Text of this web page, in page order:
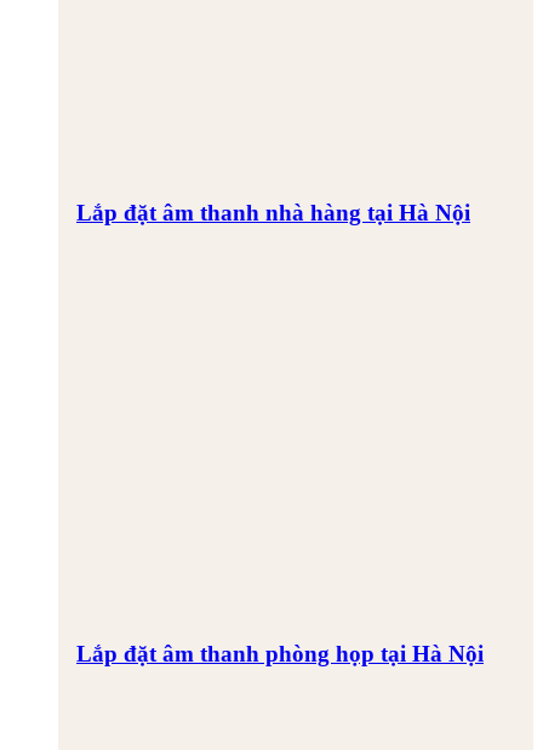
Lắp đặt âm thanh nhà hàng tại Hà Nội
Lắp đặt âm thanh phòng họp tại Hà Nội